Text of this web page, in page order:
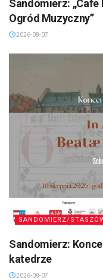
Sandomierz: „Cafe
Ogród Muzyczny”
2026-08-07
SANDOMIERZ/
Sandomierz:
katedrze
2026-08-07